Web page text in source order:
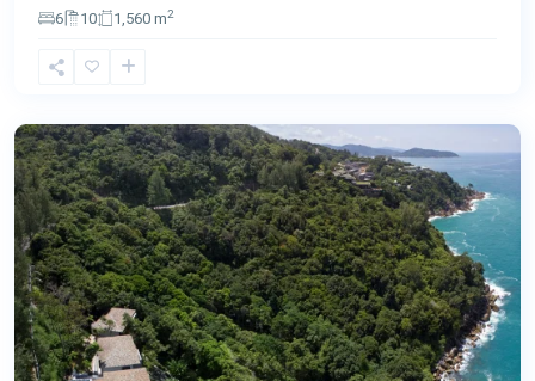
6 10 1,560 m2
Камала,